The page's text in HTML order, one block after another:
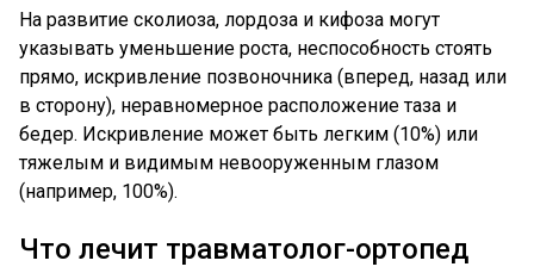
На развитие сколиоза, лордоза и кифоза могут
указывать уменьшение роста, неспособность стоять
прямо, искривление позвоночника (вперед, назад или
в сторону), неравномерное расположение таза и
бедер. Искривление может быть легким (10%) или
тяжелым и видимым невооруженным глазом
(например, 100%).
Что лечит травматолог-ортопед